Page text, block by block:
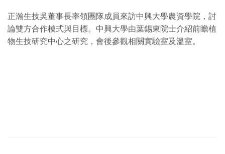
正瀚生技吳董事長率領團隊成員來訪中興大學農資學院，討
論雙方合作模式與目標。中興大學由葉錫東院士介紹前瞻植
物生技研究中心之研究，會後參觀相關實驗室及溫室。